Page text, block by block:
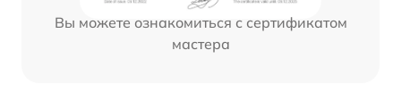
Вы можете ознакомиться с сертификатом
мастера